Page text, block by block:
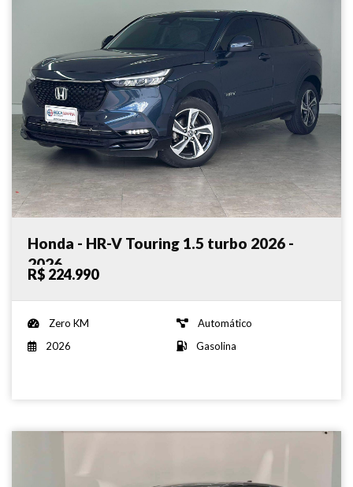
Honda - HR-V Touring 1.5 turbo 2026 -
2026
R$ 224.990
Zero KM
Automático
2026
Gasolina